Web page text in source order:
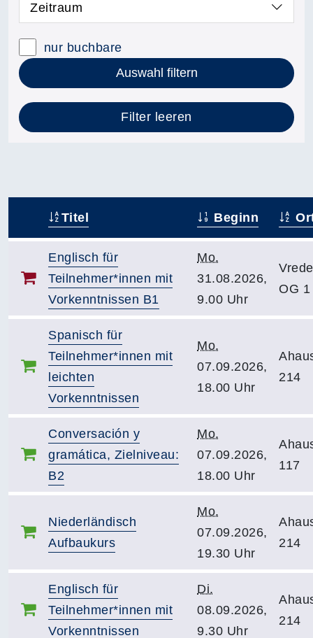
Zeitraum
nur buchbare
Auswahl filtern
Filter leeren
Titel Beginn
Englisch für
Teilnehmer*innen mit
Vorkenntnissen B1
Mo.
31.08.2026,
9.00 Uhr
OG 1
Spanisch für
Teilnehmer*innen mit
leichten
Vorkenntnissen
Mo.
07.09.2026,
18.00 Uhr
214
Conversación y
gramática, Zielniveau:
B2
Mo.
07.09.2026,
18.00 Uhr
117
Niederländisch
Aufbaukurs
Mo.
07.09.2026,
19.30 Uhr
214
Englisch für
Teilnehmer*innen mit
Vorkenntnissen
Di.
08.09.2026,
9.30 Uhr
214